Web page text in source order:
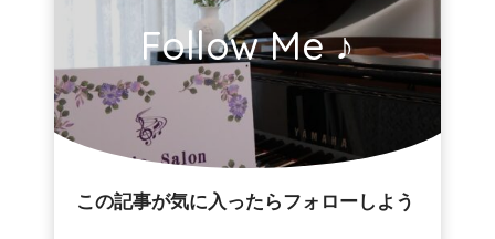
Follow Me ♪
この記事が気に入ったらフォローしよう